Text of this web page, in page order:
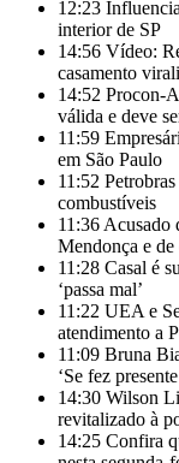
12:23
interior de SP
14:56 Vídeo:
casamento
14:52 Procon-
válida e deve
11:59
em São Paulo
11:52
combustíveis
11:36 Acusado
Mendonça e
11:28 Casal é
‘passa mal’
11:22 UEA e
atendimento a
11:09 Bruna
‘Se fez
14:30 Wilson
revitalizado à
14:25 Confira